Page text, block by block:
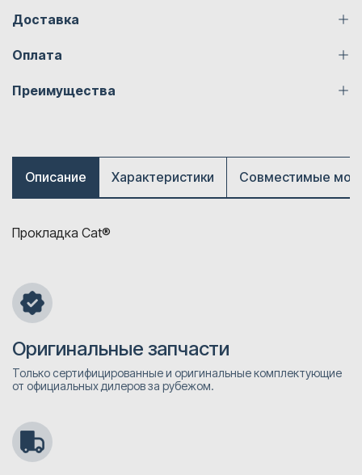
Доставка
Оплата
Преимущества
Описание Характеристики Совместимые
Прокладка Cat®
Оригинальные запчасти
Только сертифицированные и оригинальные комплектующие
от официальных дилеров за рубежом.